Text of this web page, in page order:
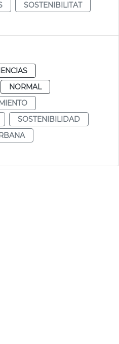
SOSTENIBILITAT
NORMAL
SOSTENIBILIDAD